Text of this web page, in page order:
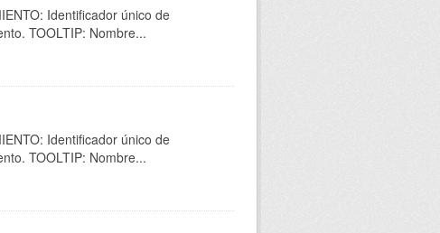
Identificador único de
TOOLTIP: Nombre...
Identificador único de
TOOLTIP: Nombre...